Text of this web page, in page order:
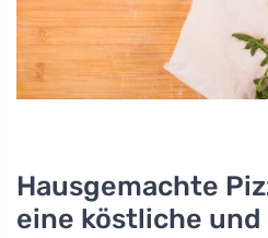
Hausgemachte
eine köstliche